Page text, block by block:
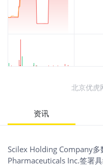
北京优虎
资讯
Scilex Holding Company
Pharmaceuticals Inc.签署